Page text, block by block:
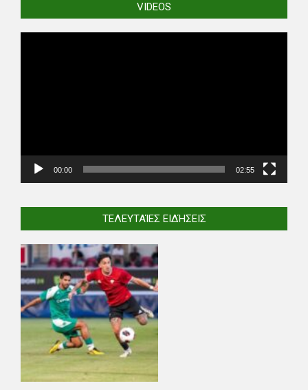
VIDEOS
00:00 02:55
ΤΕΛΕΥΤΑΊΕΣ ΕΙΔΉΣΕΙΣ